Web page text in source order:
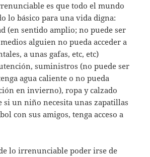
es que todo el mundo
lo básico para una vida digna:
(en sentido amplio; no puede ser
alguien no pueda acceder a
a unas gafas, etc, etc)
suministros (no puede ser
agua caliente o no pueda
en invierno), ropa y calzado
si un niño necesita unas zapatillas
con sus amigos, tenga acceso a
lo irrenunciable poder irse de